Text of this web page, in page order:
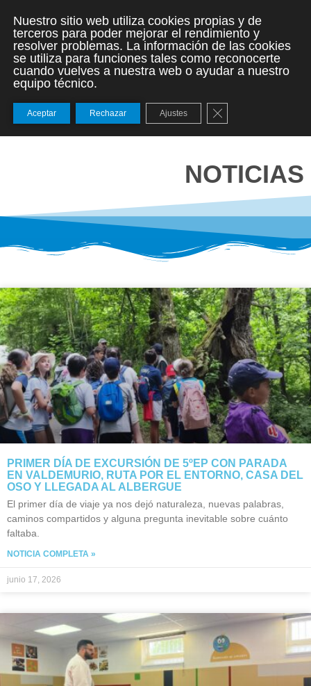
NOTICIAS
PRIMER DÍA DE EXCURSIÓN DE 5ºEP CON PARADA
EN VALDEMURIO, RUTA POR EL ENTORNO, CASA DEL
OSO Y LLEGADA AL ALBERGUE
El primer día de viaje ya nos dejó naturaleza, nuevas palabras,
caminos compartidos y alguna pregunta inevitable sobre cuánto
faltaba.
NOTICIA COMPLETA »
junio 17, 2026
Nuestro sitio web utiliza cookies propias y de
terceros para poder mejorar el rendimiento y
resolver problemas. La información de las cookies
se utiliza para funciones tales como reconocerte
cuando vuelves a nuestra web o ayudar a nuestro
equipo técnico.
Aceptar Rechazar Ajustes Cerrar el banner de